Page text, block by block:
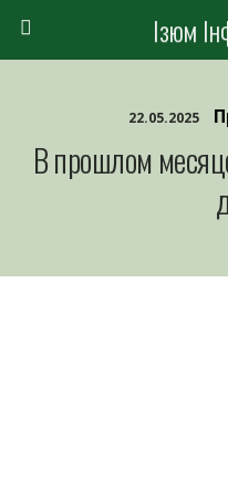
Ізюм
22.05.2025
В прошлом